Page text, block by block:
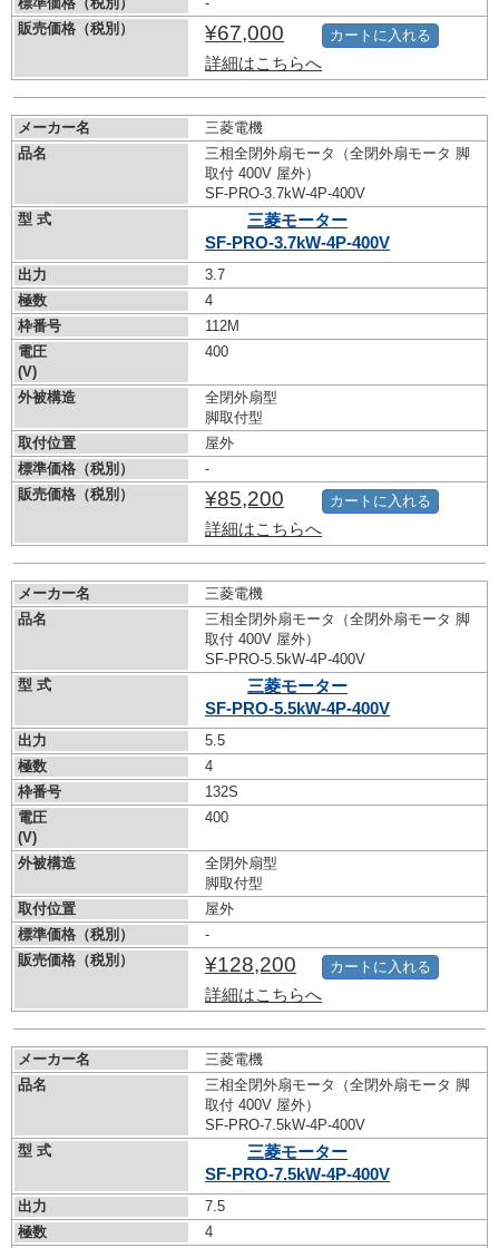
販売価格（税別）
¥67,000
詳細はこちらへ
カートに入れる
メーカー名
三菱電機
品名
三相全閉外扇モータ（全閉外扇モータ 脚
取付 400V 屋外）
SF-PRO-3.7kW-4P-400V
型 式
三菱モーター
SF-PRO-3.7kW-4P-400V
出力
3.7
極数
4
枠番号
112M
電圧
(V)
400
外被構造
全閉外扇型
脚取付型
取付位置
屋外
標準価格（税別）
-
販売価格（税別）
¥85,200
詳細はこちらへ
カートに入れる
メーカー名
三菱電機
品名
三相全閉外扇モータ（全閉外扇モータ 脚
取付 400V 屋外）
SF-PRO-5.5kW-4P-400V
型 式
三菱モーター
SF-PRO-5.5kW-4P-400V
出力
5.5
極数
4
枠番号
132S
電圧
(V)
400
外被構造
全閉外扇型
脚取付型
取付位置
屋外
標準価格（税別）
-
販売価格（税別）
¥128,200
詳細はこちらへ
カートに入れる
メーカー名
三菱電機
品名
三相全閉外扇モータ（全閉外扇モータ 脚
取付 400V 屋外）
SF-PRO-7.5kW-4P-400V
型 式
三菱モーター
SF-PRO-7.5kW-4P-400V
出力
7.5
極数
4